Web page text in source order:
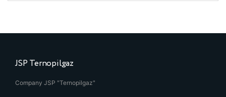
JSP Ternopilgaz
Company JSP "Ternopilgaz"